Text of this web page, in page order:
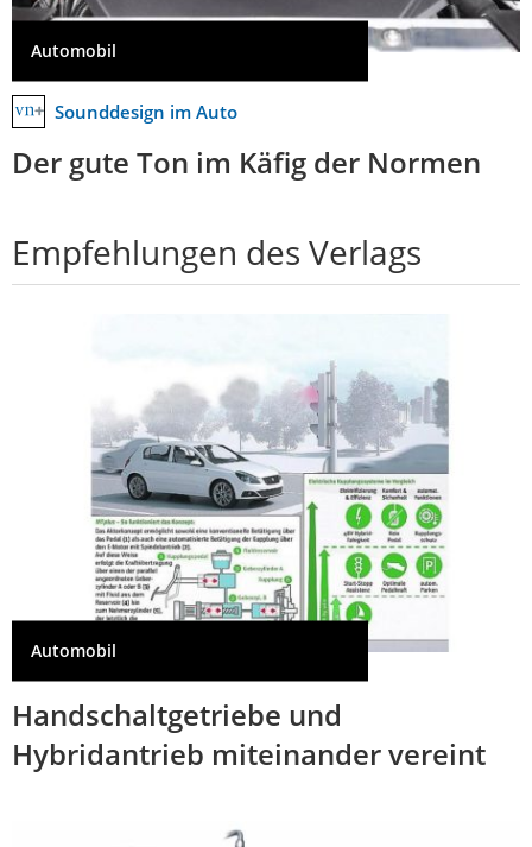
Automobil
Sounddesign im Auto
Der gute Ton im Käfig der Normen
Empfehlungen des Verlags
Automobil
Handschaltgetriebe und
Hybridantrieb miteinander vereint